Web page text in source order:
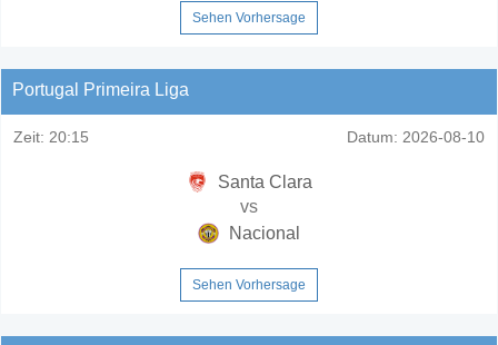
Sehen Vorhersage
Portugal Primeira Liga
Zeit: 20:15 Datum: 2026-08-10
Santa Clara
vs
Nacional
Sehen Vorhersage